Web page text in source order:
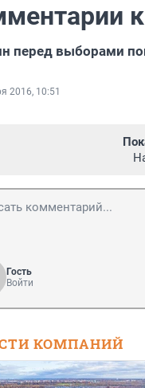
перед выборами
2016, 10:51
Гость
Войти
КОМПАНИЙ